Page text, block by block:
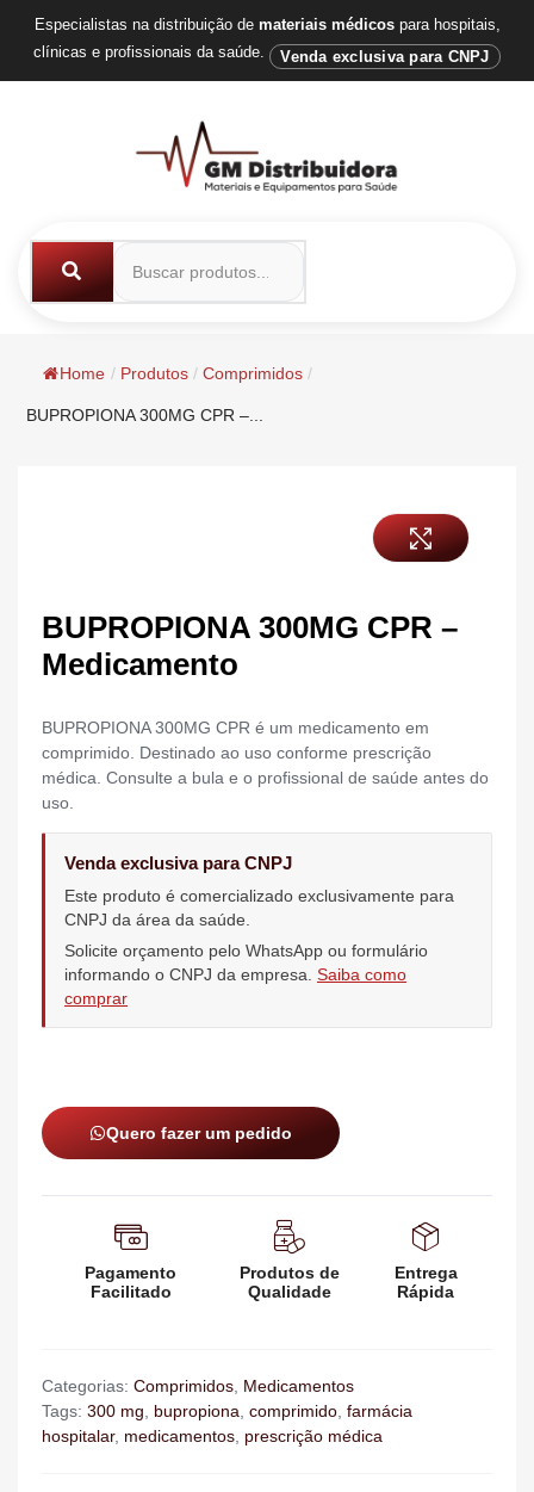
Especialistas na distribuição de materiais médicospara hospitais,
clínicas e profissionais da saúde.
Venda exclusiva para CNPJ
Home / Produtos / Comprimidos /
BUPROPIONA 300MG CPR –...
BUPROPIONA 300MG CPR –
Medicamento
BUPROPIONA 300MG CPR é um medicamento em
comprimido. Destinado ao uso conforme prescrição
médica. Consulte a bula e o profissional de saúde antes do
uso.
Venda exclusiva para CNPJ
Este produto é comercializado exclusivamente para
CNPJ da área da saúde.
Solicite orçamento pelo WhatsApp ou formulário
informando o CNPJ da empresa. Saiba como
comprar
Quero fazer um pedido
Pagamento
Facilitado
Produtos de
Qualidade
Entrega
Rápida
Categorias: Comprimidos, Medicamentos
Tags: 300 mg, bupropiona, comprimido, farmácia
hospitalar, medicamentos, prescrição médica